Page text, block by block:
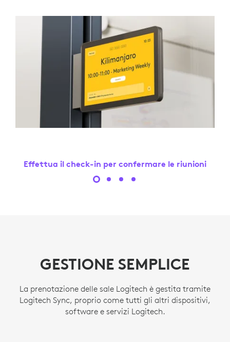
Effettua il check-in per confermare le riunioni
GESTIONE SEMPLICE
La prenotazione delle sale Logitech è gestita tramite
Logitech Sync, proprio come tutti gli altri dispositivi,
software e servizi Logitech.